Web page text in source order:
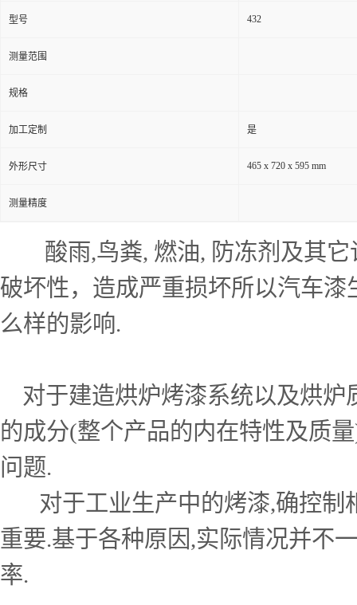
型号 432
测量范围
规格
加工定制 是
外形尺寸 465 x 720 x 595 mm
测量精度
酸雨,鸟粪, 燃油, 防冻剂及其它
破坏性，造成严重损坏所以汽车
么样的影响.
对于建造烘炉烤漆系统以及烘炉
的成分(整个产品的内在特性及质
问题.
对于工业生产中的烤漆,确控制
重要.基于各种原因,实际情况并不
率.